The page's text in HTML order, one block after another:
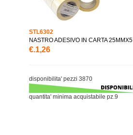
STL6302
NASTRO ADESIVO IN CARTA 25MMX5
€.1,26
disponibilita' pezzi 3870
quantita' minima acquistabile pz.9